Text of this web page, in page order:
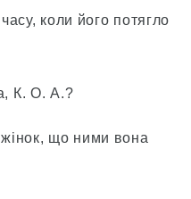
коли його потягло
К. О. А.?
що ними вона